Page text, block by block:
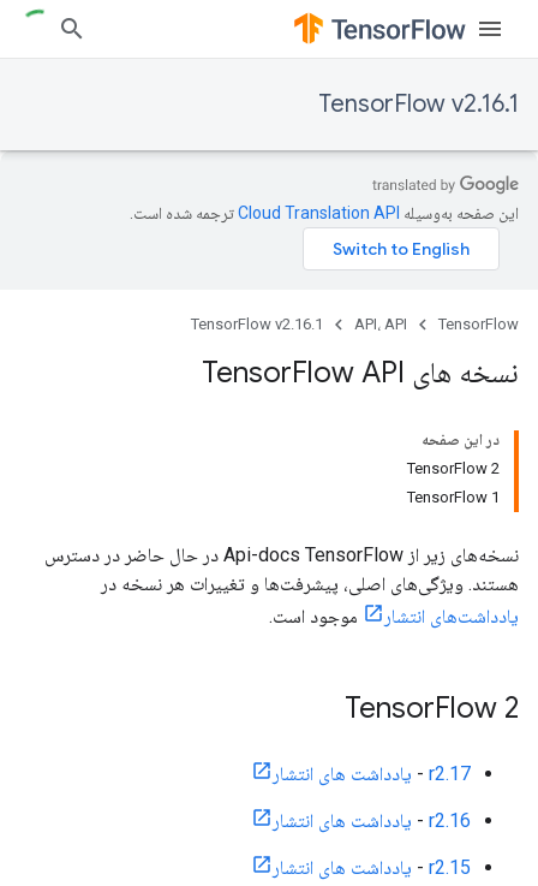
TensorFlow v2.16.1
این صفحه به‌وسیله ترجمه شده است.
TensorFlow API، API TensorFlow v2.16.1
نسخه های Tensor Flow API
در این صفحه
TensorFlow 2
TensorFlow 1
نسخه‌های زیر از Api-docs TensorFlow در حال حاضر در دسترس
هستند. ویژگی‌های اصلی، پیشرفت‌ها و تغییرات هر نسخه در
یادداشت‌های انتشار
موجود است.
TensorFlow 2
r2.17
- یادداشت های انتشار
r2.16
- یادداشت های انتشار
r2.15
- یادداشت های انتشار